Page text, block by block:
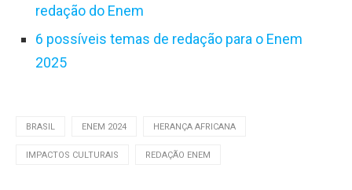
redação do Enem
6 possíveis temas de redação para o Enem
2025
BRASIL ENEM 2024 HERANÇA AFRICANA
IMPACTOS CULTURAIS REDAÇÃO ENEM